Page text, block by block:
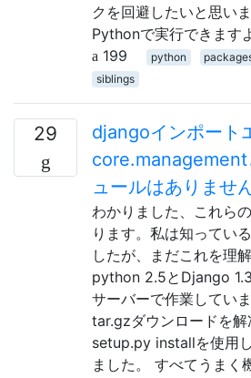
クを回避したいと思い
Pythonで実行できます
199
python
siblings
29
djangoインポート
core.management
ュールはありませ
わかりました、これら
ります。私は知ってい
したが、まだこれを理
python 2.5とDjango
サーバーで作業してい
tar.gzダウンロードを
setup.py installを使用
ました。 すべてうまく